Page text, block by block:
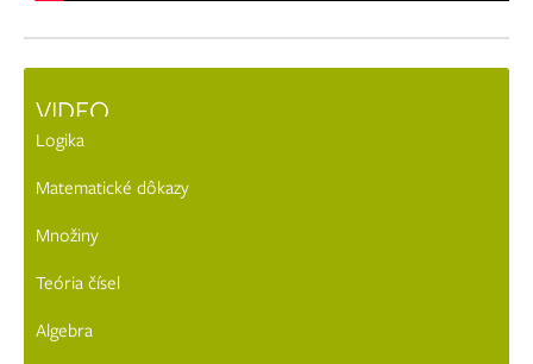
VIDEO
Logika
Matematické dôkazy
Množiny
Teória čísel
Algebra